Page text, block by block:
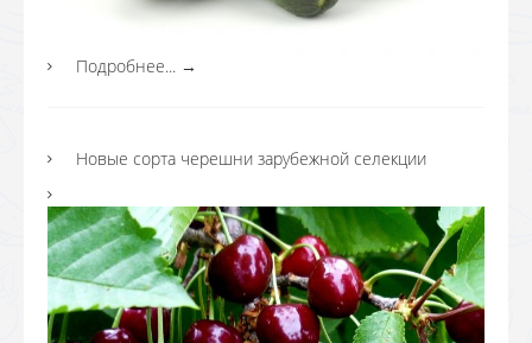
Подробнее... →
Новые сорта черешни зарубежной селекции